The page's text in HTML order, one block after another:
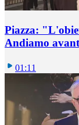
Piazza:
Andiamo
01:11